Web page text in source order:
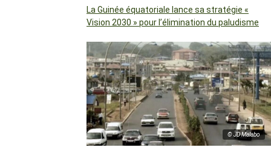
La Guinée équatoriale lance sa stratégie «
Vision 2030 » pour l’élimination du paludisme
© JD Malabo